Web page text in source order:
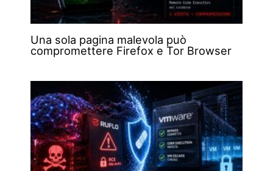
Una sola pagina malevola può
compromettere Firefox e Tor Browser